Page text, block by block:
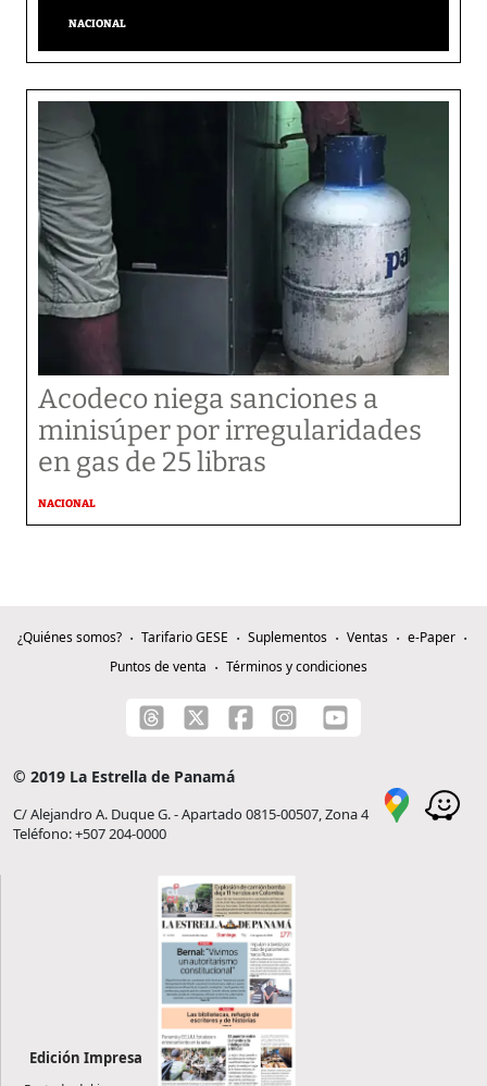
NACIONAL
Acodeco niega sanciones a
minisúper por irregularidades
en gas de 25 libras
NACIONAL
¿Quiénes somos? Tarifario GESE Suplementos Ventas
e-Paper
Puntos de venta
Términos y condiciones
© 2019 La Estrella de Panamá
C/ Alejandro A. Duque G. - Apartado 0815-00507, Zona 4
Teléfono: +507 204-0000
Edición Impresa